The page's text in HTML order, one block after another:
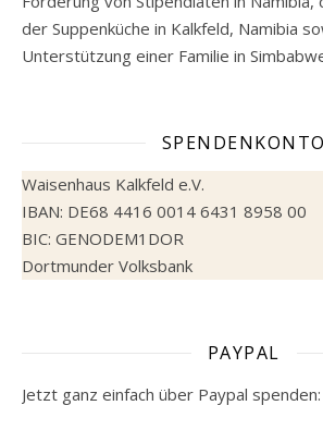
der Suppenküche in Kalkfeld, Namibia
Unterstützung einer Familie in
SPENDENKONTO
Waisenhaus Kalkfeld e.V.
IBAN: DE68 4416 0014 6431 8958 00
BIC: GENODEM1DOR
Dortmunder Volksbank
PAYPAL
Jetzt ganz einfach über Paypal spenden: